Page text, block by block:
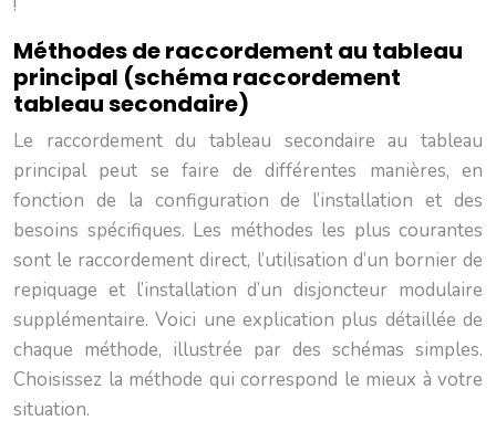
!
Méthodes de raccordement au tableau
principal (schéma raccordement
tableau secondaire)
Le raccordement du tableau secondaire au tableau
principal peut se faire de différentes manières, en
fonction de la configuration de l’installation et des
besoins spécifiques. Les méthodes les plus courantes
sont le raccordement direct, l’utilisation d’un bornier de
repiquage et l’installation d’un disjoncteur modulaire
supplémentaire. Voici une explication plus détaillée de
chaque méthode, illustrée par des schémas simples.
Choisissez la méthode qui correspond le mieux à votre
situation.